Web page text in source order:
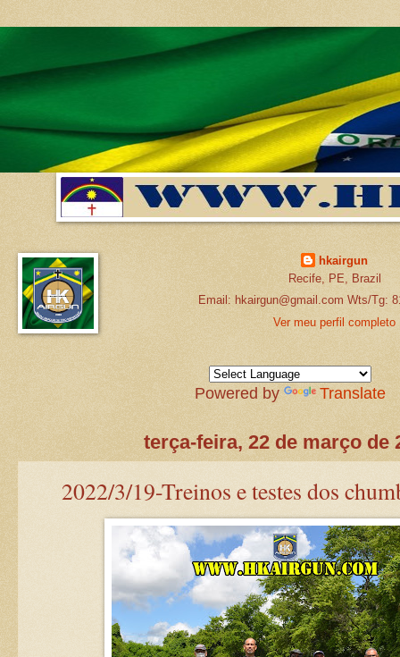
hkairgun
Recife, PE, Brazil
Email: hkairgun@gmail.com Wts/Tg:
Ver meu perfil completo
Powered by Translate
terça-feira, 22 de março de
2022/3/19-Treinos e testes dos